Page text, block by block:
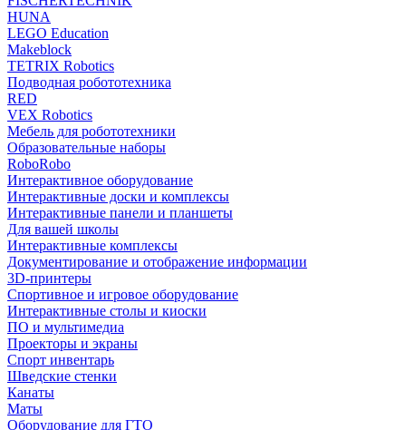
HUNA
LEGO Education
Makeblock
TETRIX Robotics
Подводная робототехника
RED
VEX Robotics
Мебель для робототехники
Образовательные наборы
RoboRobo
Интерактивное оборудование
Интерактивные доски и комплексы
Интерактивные панели и планшеты
Для вашей школы
Интерактивные комплексы
Документирование и отображение информации
3D-принтеры
Спортивное и игровое оборудование
Интерактивные столы и киоски
ПО и мультимедиа
Проекторы и экраны
Спорт инвентарь
Шведские стенки
Канаты
Маты
Оборудование для ГТО